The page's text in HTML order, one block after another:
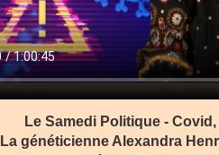
Le Samedi Politique -
La généticienne Alexandra